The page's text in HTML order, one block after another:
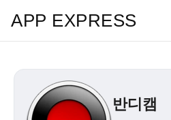
APP EXPRESS
반디캠